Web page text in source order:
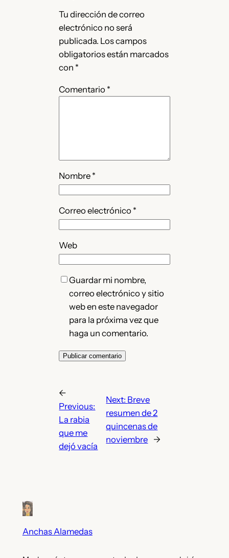
Tu dirección de correo
electrónico no será
publicada. Los campos
obligatorios están marcados
con *
Comentario *
Nombre *
Correo electrónico *
Web
Guardar mi nombre,
correo electrónico y sitio
web en este navegador
para la próxima vez que
haga un comentario.
←
Previous:
La rabia
que me
dejó vacía
Next: Breve
resumen de 2
quincenas de
noviembre →
Anchas Alamedas